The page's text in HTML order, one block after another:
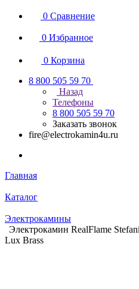
0 Сравнение
0 Избранное
0 Корзина
8 800 505 59 70
Назад
Телефоны
8 800 505 59 70
Заказать звонок
fire@electrokamin4u.ru
Главная
Каталог
Электрокамины
Электрокамин RealFlame
Lux Brass